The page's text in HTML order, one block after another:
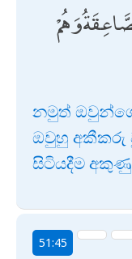
وَهُمْ
නමුත්
ඔවුහු අකීකරු
සිටියදීම
51:45